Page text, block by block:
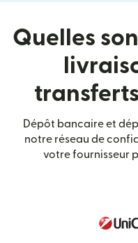
Quelles
Dépôt bancaire et
notre réseau de
votre fournisseur